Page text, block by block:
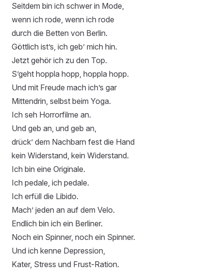
Seitdem bin ich schwer in Mode,
wenn ich rode, wenn ich rode
durch die Betten von Berlin.
Göttlich ist’s, ich geb’ mich hin.
Jetzt gehör ich zu den Top.
S’geht hoppla hopp, hoppla hopp.
Und mit Freude mach ich’s gar
Mittendrin, selbst beim Yoga.
Ich seh Horrorfilme an.
Und geb an, und geb an,
drück’ dem Nachbarn fest die Hand
kein Widerstand, kein Widerstand.
Ich bin eine Originale.
Ich pedale, ich pedale.
Ich erfüll die Libido.
Mach’ jeden an auf dem Velo.
Endlich bin ich ein Berliner.
Noch ein Spinner, noch ein Spinner.
Und ich kenne Depression,
Kater, Stress und Frust-Ration.